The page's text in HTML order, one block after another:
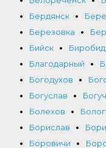
Бердянск
Березовка
Бийск
Благодарный
Богодухов
Богуслав
Болехов
Борислав
Боровичи